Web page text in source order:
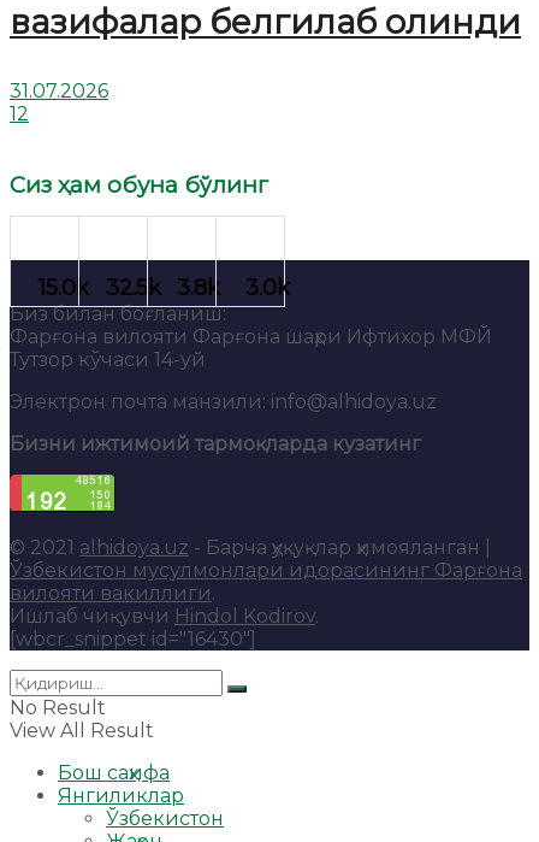
вазифалар белгилаб олинди
31.07.2026
12
Сиз ҳам обуна бўлинг
Биз билан боғланиш:
Фарғона вилояти Фарғона шаҳри Ифтихор МФЙ
Тутзор кўчаси 14-уй
Электрон почта манзили: info@alhidoya.uz
Бизни ижтимоий тармоқларда кузатинг
© 2021 alhidoya.uz - Барча ҳуқуқлар ҳимояланган |
Ўзбекистон мусулмонлари идорасининг Фарғона
вилояти вакиллиги.
Ишлаб чиқувчи Hindol Kodirov.
[wbcr_snippet id="16430"]
No Result
View All Result
Бош саҳифа
Янгиликлар
Ўзбекистон